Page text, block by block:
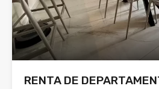
RENTA DE